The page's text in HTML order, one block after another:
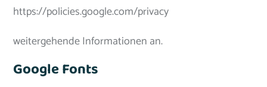
https://policies.google.com/privacy
weitergehende Informationen an.
Google Fonts